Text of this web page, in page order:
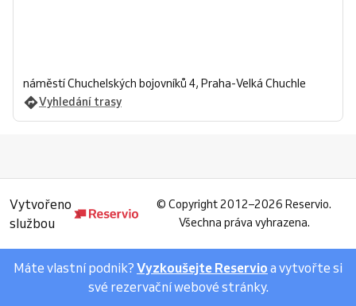
náměstí Chuchelských bojovníků 4, Praha-Velká Chuchle
Vyhledání trasy
Vytvořeno
službou
© Copyright 2012–2026 Reservio.
Všechna práva vyhrazena.
Máte vlastní podnik? Vyzkoušejte Reservio a vytvořte si
své rezervační webové stránky.